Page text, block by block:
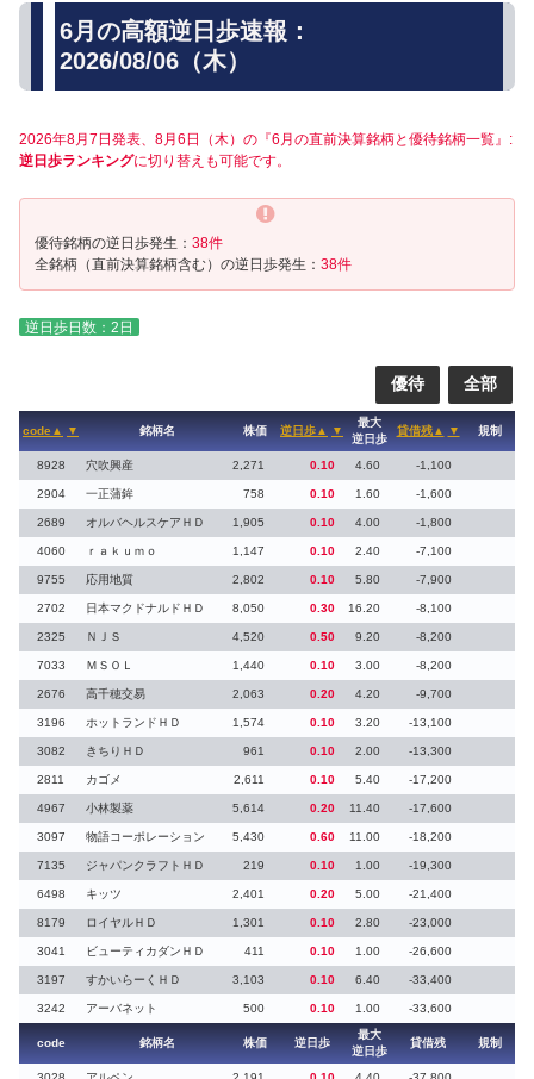
6月の高額逆日歩速報：
2026/08/06（木）
2026年8月7日発表、8月6日（木）の『6月の直前決算銘柄と優待銘柄一覧』:
逆日歩ランキングに切り替えも可能です。
優待銘柄の逆日歩発生： 38件
全銘柄（直前決算銘柄含む）の逆日歩発生： 38件
逆日歩日数：2日
優待 全部
code▲ ▼ 銘柄名 株価 逆日歩▲ ▼
最大
逆日歩
貸借残▲ ▼ 規制
8928 穴吹興産 2,271 0.10 4.60 -1,100
2904 一正蒲鉾 758 0.10 1.60 -1,600
2689 オルバヘルスケアＨＤ 1,905 0.10 4.00 -1,800
4060 ｒａｋｕｍｏ 1,147 0.10 2.40 -7,100
9755 応用地質 2,802 0.10 5.80 -7,900
2702 日本マクドナルドＨＤ 8,050 0.30 16.20 -8,100
2325 ＮＪＳ 4,520 0.50 9.20 -8,200
7033 ＭＳＯＬ 1,440 0.10 3.00 -8,200
2676 高千穂交易 2,063 0.20 4.20 -9,700
3196 ホットランドＨＤ 1,574 0.10 3.20 -13,100
3082 きちりＨＤ 961 0.10 2.00 -13,300
2811 カゴメ 2,611 0.10 5.40 -17,200
4967 小林製薬 5,614 0.20 11.40 -17,600
3097 物語コーポレーション 5,430 0.60 11.00 -18,200
7135 ジャパンクラフトＨＤ 219 0.10 1.00 -19,300
6498 キッツ 2,401 0.20 5.00 -21,400
8179 ロイヤルＨＤ 1,301 0.10 2.80 -23,000
3041 ビューティカダンＨＤ 411 0.10 1.00 -26,600
3197 すかいらーくＨＤ 3,103 0.10 6.40 -33,400
3242 アーバネット 500 0.10 1.00 -33,600
code 銘柄名 株価 逆日歩
最大
逆日歩
貸借残 規制